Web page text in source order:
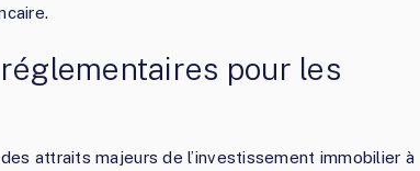
pour les
attraits majeurs de l’investissement immobilier à